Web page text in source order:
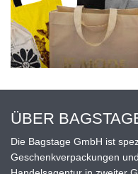
ÜBER
Die Bagstage GmbH ist
Geschenkverpackungen